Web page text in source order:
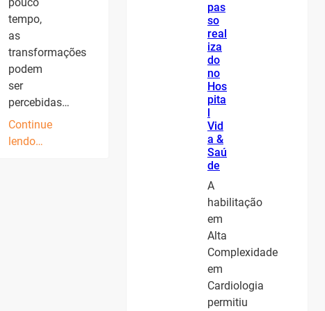
pouco
tempo,
as
transformações
podem
ser
percebidas…
Continue
lendo…
pas
so
real
iza
do
no
Hos
pita
Vid
a &
Saú
de
A
habilitação
em
Alta
Complexidade
em
Cardiologia
permitiu